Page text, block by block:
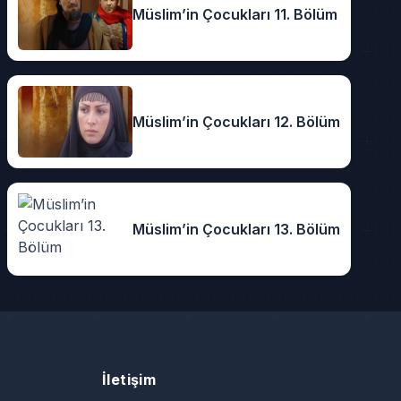
Müslim’in Çocukları 11. Bölüm
Müslim’in Çocukları 12. Bölüm
Müslim’in Çocukları 13. Bölüm
İletişim